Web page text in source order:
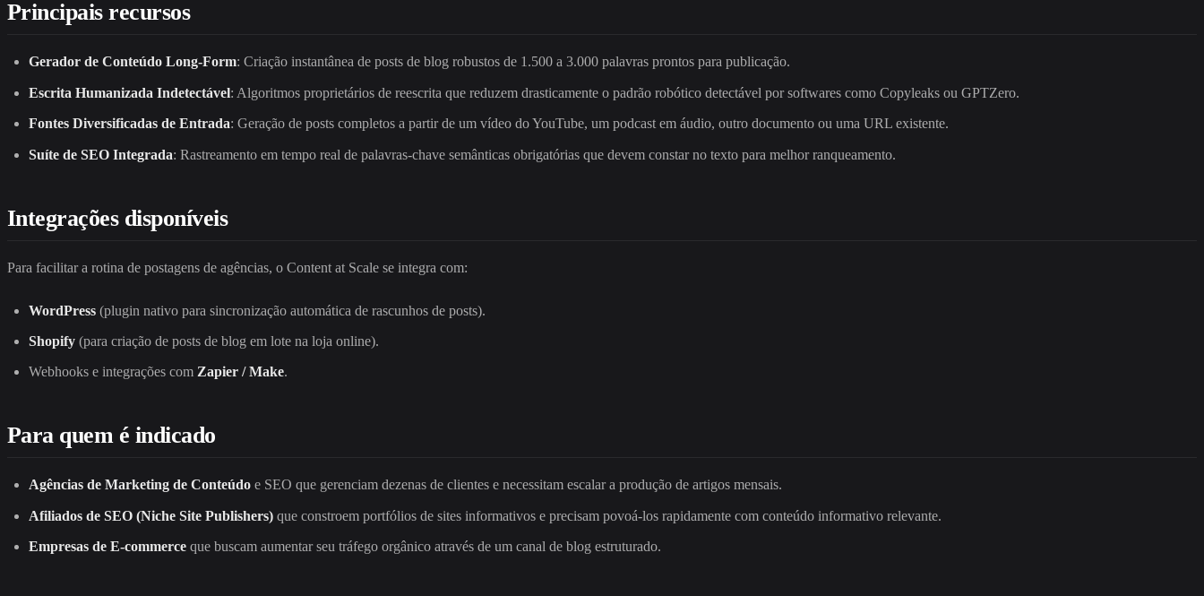
Principais recursos
Gerador de Conteúdo Long-Form: Criação instantânea de posts de blog robustos de 1.500 a 3.000 palavras prontos para publicação.
Escrita Humanizada Indetectável: Algoritmos proprietários de reescrita que reduzem drasticamente o padrão robótico detectável por softwares como Copyleaks ou GPTZero.
Fontes Diversificadas de Entrada: Geração de posts completos a partir de um vídeo do YouTube, um podcast em áudio, outro documento ou uma URL existente.
Suíte de SEO Integrada: Rastreamento em tempo real de palavras-chave semânticas obrigatórias que devem constar no texto para melhor ranqueamento.
Integrações disponíveis
Para facilitar a rotina de postagens de agências, o Content at Scale se integra com:
WordPress (plugin nativo para sincronização automática de rascunhos de posts).
Shopify (para criação de posts de blog em lote na loja online).
Webhooks e integrações com Zapier / Make.
Para quem é indicado
Agências de Marketing de Conteúdo e SEO que gerenciam dezenas de clientes e necessitam escalar a produção de artigos mensais.
Afiliados de SEO (Niche Site Publishers) que constroem portfólios de sites informativos e precisam povoá-los rapidamente com conteúdo informativo relevante.
Empresas de E-commerce que buscam aumentar seu tráfego orgânico através de um canal de blog estruturado.